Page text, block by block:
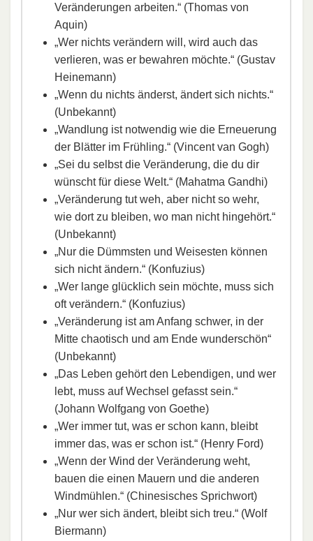
Veränderungen arbeiten.“ (Thomas von
Aquin)
„Wer nichts verändern will, wird auch das
verlieren, was er bewahren möchte.“ (Gustav
Heinemann)
„Wenn du nichts änderst, ändert sich nichts.“
(Unbekannt)
„Wandlung ist notwendig wie die Erneuerung
der Blätter im Frühling.“ (Vincent van Gogh)
„Sei du selbst die Veränderung, die du dir
wünscht für diese Welt.“ (Mahatma Gandhi)
„Veränderung tut weh, aber nicht so wehr,
wie dort zu bleiben, wo man nicht hingehört.“
(Unbekannt)
„Nur die Dümmsten und Weisesten können
sich nicht ändern.“ (Konfuzius)
„Wer lange glücklich sein möchte, muss sich
oft verändern.“ (Konfuzius)
„Veränderung ist am Anfang schwer, in der
Mitte chaotisch und am Ende wunderschön“
(Unbekannt)
„Das Leben gehört den Lebendigen, und wer
lebt, muss auf Wechsel gefasst sein.“
(Johann Wolfgang von Goethe)
„Wer immer tut, was er schon kann, bleibt
immer das, was er schon ist.“ (Henry Ford)
„Wenn der Wind der Veränderung weht,
bauen die einen Mauern und die anderen
Windmühlen.“ (Chinesisches Sprichwort)
„Nur wer sich ändert, bleibt sich treu.“ (Wolf
Biermann)